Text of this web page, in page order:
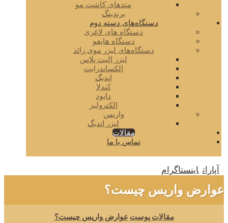
متدهای کاشت مو
برندینگ
دستگاه‌های دسته دوم
دستگاه های لاغری
دستگاه هایفو
دستگاه‌های لیزر موی زائد
لیزر الیت پلاس
الکساندرایت
اندیگ
کندلا
دایود
الکترولیز
واریس
لیزر اندیگ
مقالات
تماس با ما
آپارات اینستاگرام
عوارض واریس چیست؟
مقالات پوست عوارض واریس چیست؟